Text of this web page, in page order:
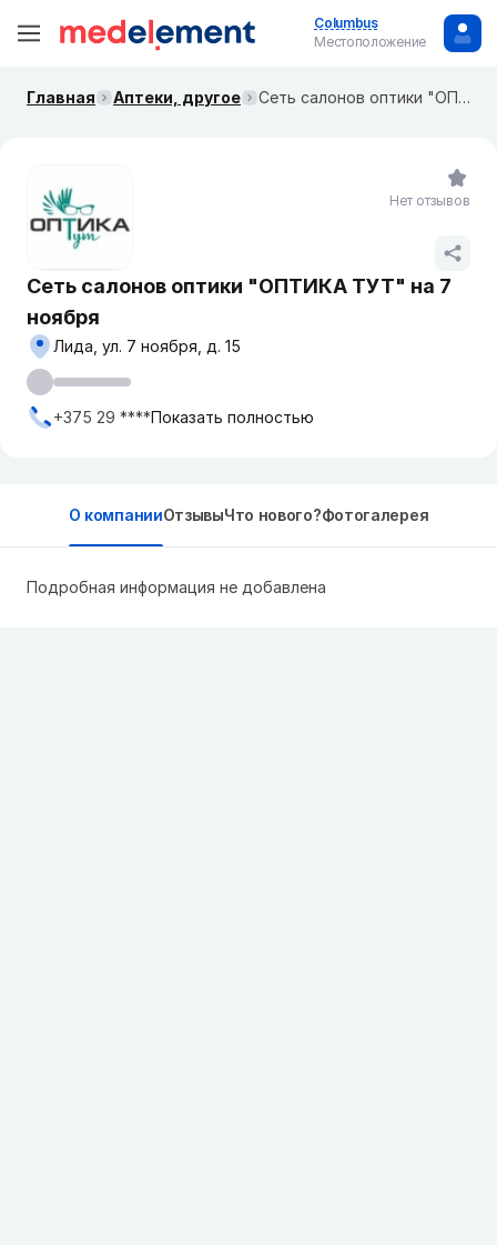
Columbus
Местоположение
Главная Аптеки, другое Сеть салонов оптики "ОПТИКА ТУТ" на 7 ноября
Сеть салонов оптики "ОПТИКА ТУТ" на 7
ноября
Лида, ул. 7 ноября, д. 15
+375 29 ****Показать полностью
Нет отзывов
О компанииОтзывыЧто нового?Фотогалерея
Подробная информация не добавлена